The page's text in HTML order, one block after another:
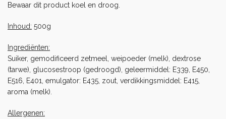
Bewaar dit product koel en droog.
Inhoud: 500g
Ingrediënten:
Suiker, gemodificeerd zetmeel, weipoeder (melk), dextrose
(tarwe), glucosestroop (gedroogd), geleermiddel: E339, E450,
E516, E401, emulgator: E435, zout, verdikkingsmiddel: E415,
aroma (melk).
Allergenen: